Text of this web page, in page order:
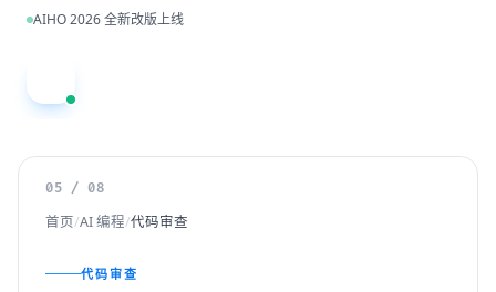
跳到主内容
AIHO 2026 全新改版上线
05 / 08
首页/AI 编程/代码审查
代码审查